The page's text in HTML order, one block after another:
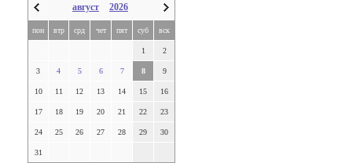
август 2026
пон втр срд чет пят суб вск
1 2
3 4 5 6 7 8 9
10 11 12 13 14 15 16
17 18 19 20 21 22 23
24 25 26 27 28 29 30
31